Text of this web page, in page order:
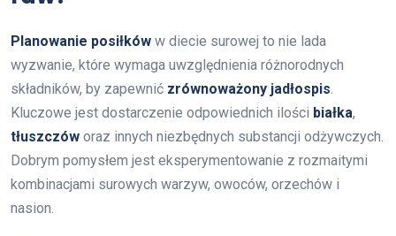
Planowanie posiłków w diecie surowej to nie lada
wyzwanie, które wymaga uwzględnienia różnorodnych
składników, by zapewnić zrównoważony jadłospis
Kluczowe jest dostarczenie odpowiednich ilości białka,
tłuszczów oraz innych niezbędnych substancji odżywczych.
Dobrym pomysłem jest eksperymentowanie z rozmaitymi
kombinacjami surowych warzyw, owoców, orzechów i
nasion.